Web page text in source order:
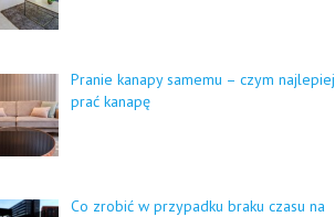
Pranie kanapy samemu – czym najlepiej
prać kanapę
Co zrobić w przypadku braku czasu na